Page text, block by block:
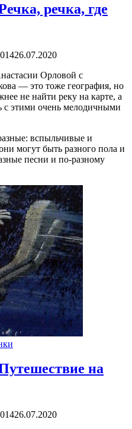
речка, где
26.07.2020
Орловой с
— это тоже география, но
не найти реку на карте, а
с этими очень мелодичными
вспыльчивые и
могут быть разного пола и
песни и по-разному
на
26.07.2020